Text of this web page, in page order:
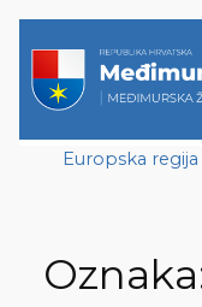
Europska